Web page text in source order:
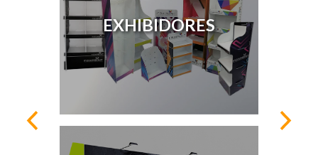
EXHIBIDORES